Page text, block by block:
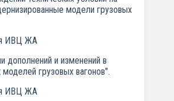
модели грузовых
ИВЦ ЖА
дополнений и изменений в
моделей грузовых вагонов".
ИВЦ ЖА